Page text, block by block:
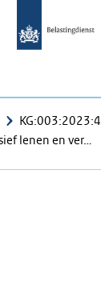
KG:003:2023:4
lenen en ver…